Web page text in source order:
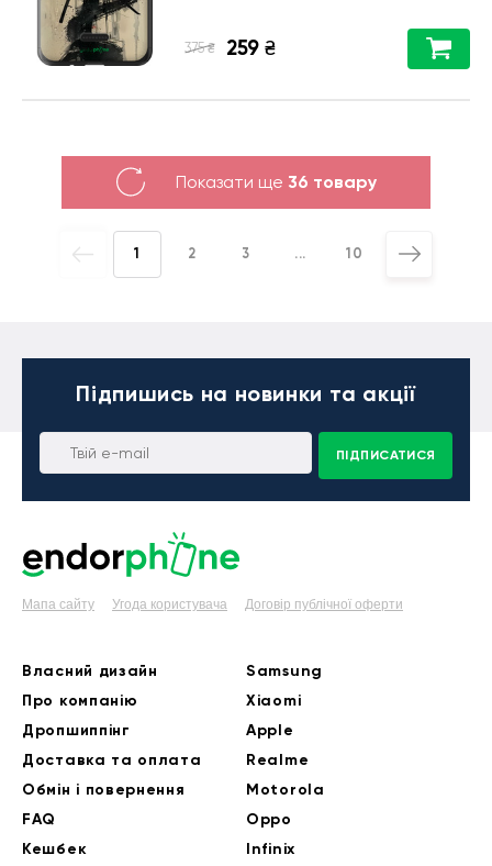
375 ₴ 259 ₴
Показати ще 36 товару
1 2 3 ... 10
Підпишись на новинки та акції
ПІДПИСАТИСЯ
Мапа сайту Угода користувача Договір публічної оферти
Власний дизайн
Про компанію
Дропшиппінг
Доставка та оплата
Обмін і повернення
FAQ
Кешбек
Samsung
Xiaomi
Apple
Realme
Motorola
Oppo
Infinix